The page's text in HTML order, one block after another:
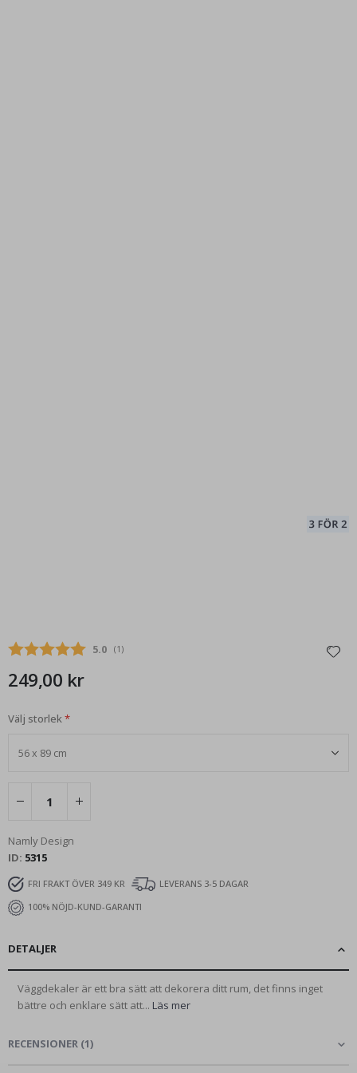
Snittbetyg:
5.0 (röster:
1 )
249,00 kr
Välj storlek
Namly Design
ID 5315
FRI FRAKT ÖVER 349 KR
LEVERANS 3-5 DAGAR
100% NÖJD-KUND-GARANTI
DETALJER
Väggdekaler är ett bra sätt att dekorera ditt rum, det finns inget
bättre och enklare sätt att... Läs mer
RECENSIONER (1)